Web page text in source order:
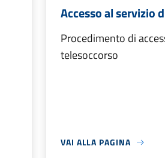
Accesso al servizio
Procedimento di
telesoccorso
VAI ALLA PAGINA